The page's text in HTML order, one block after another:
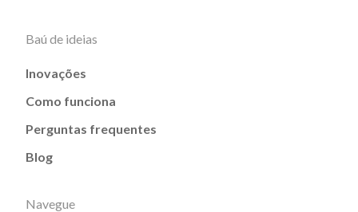
Baú de ideias
Inovações
Como funciona
Perguntas frequentes
Blog
Navegue